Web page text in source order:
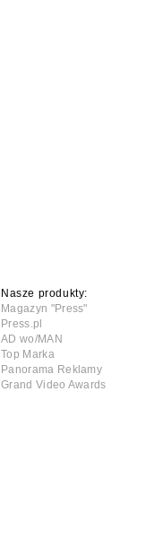
Nasze produkty:
Magazyn "Press"
Press.pl
AD wo/MAN
Top Marka
Panorama Reklamy
Grand Video Awards